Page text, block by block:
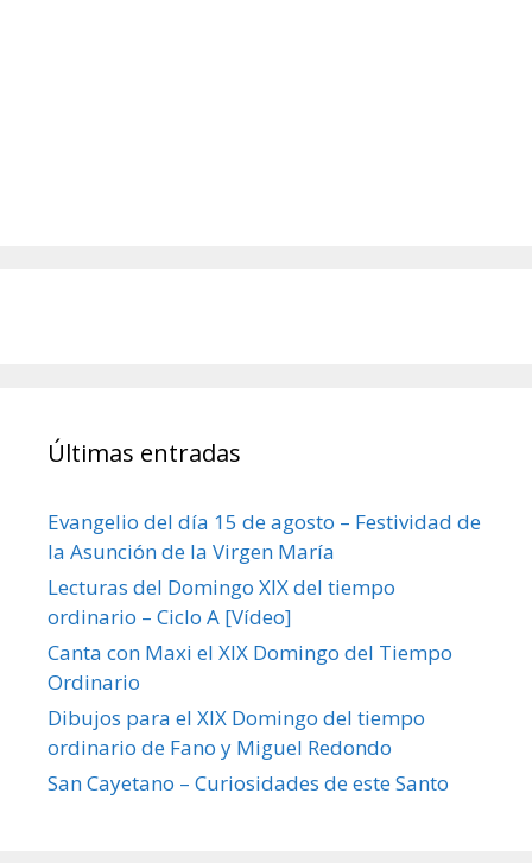
Últimas entradas
Evangelio del día 15 de agosto – Festividad de
la Asunción de la Virgen María
Lecturas del Domingo XIX del tiempo
ordinario – Ciclo A [Vídeo]
Canta con Maxi el XIX Domingo del Tiempo
Ordinario
Dibujos para el XIX Domingo del tiempo
ordinario de Fano y Miguel Redondo
San Cayetano – Curiosidades de este Santo